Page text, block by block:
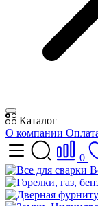
Каталог
О компании
0